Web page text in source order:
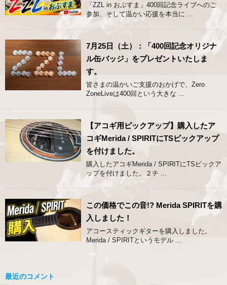
「ZZL in おぶすま」400回記念ライブへのご
参加、そして温かい応援を本当に ...
7月25日（土）：「400回記念オリジナ
ル缶バッジ」をプレゼントいたしま
す。
皆さまの温かいご支援のおかげで、Zero
ZoneLiveは400回という大きな ...
【アコギ用ピックアップ】購入したア
コギMerida / SPIRITにTSピックアップ
を付けました。
購入したアコギMerida / SPIRITにTSピックア
ップを付けました。２チ ...
この価格でこの音!? Merida SPIRITを購
入しました！
アコースティックギターを購入しました。
Merida / SPIRITというモデル ...
最近のコメント